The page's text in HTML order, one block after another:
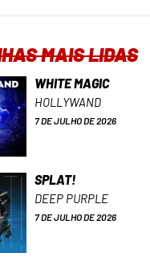
MAIS LIDAS
WHITE MAGIC
HOLLYWAND
7 DE JULHO DE 2026
SPLAT!
DEEP PURPLE
7 DE JULHO DE 2026